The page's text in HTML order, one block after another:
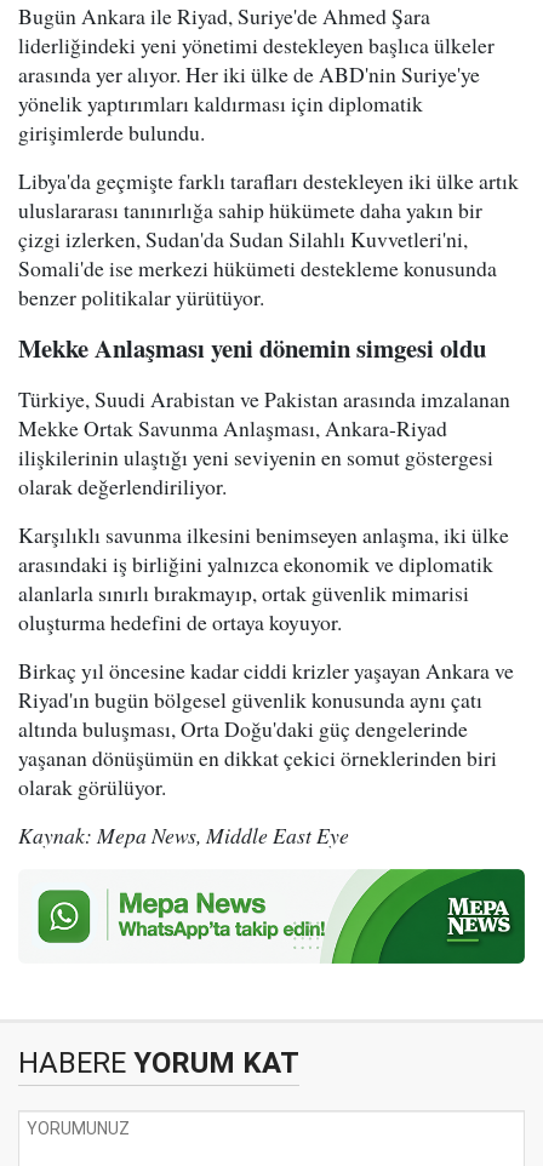
Bugün Ankara ile Riyad, Suriye'de Ahmed Şara
liderliğindeki yeni yönetimi destekleyen başlıca ülkeler
arasında yer alıyor. Her iki ülke de ABD'nin Suriye'ye
yönelik yaptırımları kaldırması için diplomatik
girişimlerde bulundu.
Libya'da geçmişte farklı tarafları destekleyen iki ülke artık
uluslararası tanınırlığa sahip hükümete daha yakın bir
çizgi izlerken, Sudan'da Sudan Silahlı Kuvvetleri'ni,
Somali'de ise merkezi hükümeti destekleme konusunda
benzer politikalar yürütüyor.
Mekke Anlaşması yeni dönemin simgesi oldu
Türkiye, Suudi Arabistan ve Pakistan arasında imzalanan
Mekke Ortak Savunma Anlaşması, Ankara-Riyad
ilişkilerinin ulaştığı yeni seviyenin en somut göstergesi
olarak değerlendiriliyor.
Karşılıklı savunma ilkesini benimseyen anlaşma, iki ülke
arasındaki iş birliğini yalnızca ekonomik ve diplomatik
alanlarla sınırlı bırakmayıp, ortak güvenlik mimarisi
oluşturma hedefini de ortaya koyuyor.
Birkaç yıl öncesine kadar ciddi krizler yaşayan Ankara ve
Riyad'ın bugün bölgesel güvenlik konusunda aynı çatı
altında buluşması, Orta Doğu'daki güç dengelerinde
yaşanan dönüşümün en dikkat çekici örneklerinden biri
olarak görülüyor.
Kaynak: Mepa News, Middle East Eye
HABERE YORUM KAT